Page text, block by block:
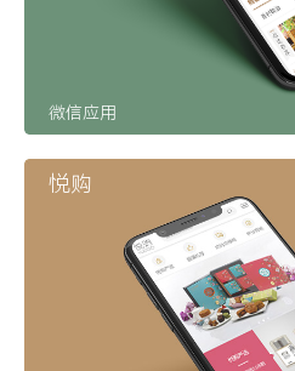
微信应用
悦购